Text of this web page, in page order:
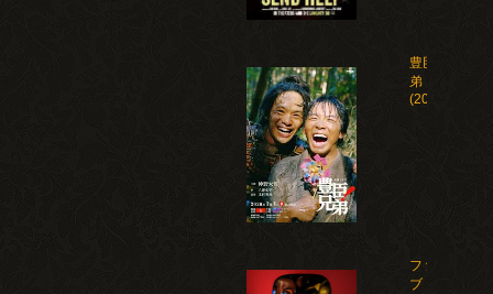
豊臣兄
弟！
(2026)
ファイ
ブ・ナ